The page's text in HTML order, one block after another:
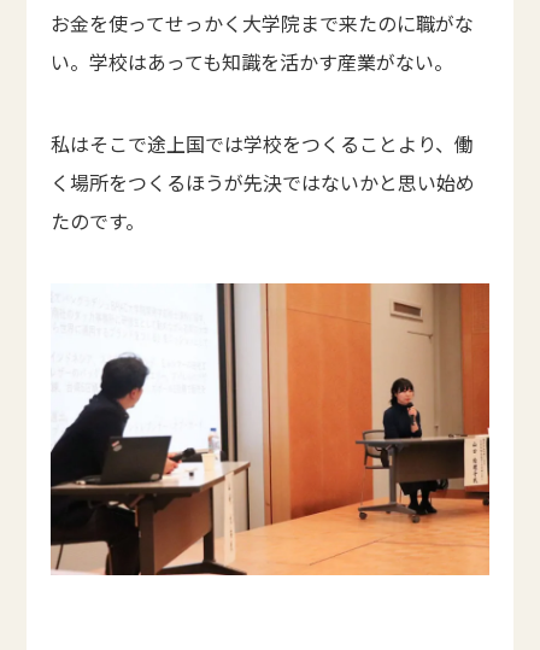
お金を使ってせっかく大学院まで来たのに職がな
い。学校はあっても知識を活かす産業がない。
私はそこで途上国では学校をつくることより、働
く場所をつくるほうが先決ではないかと思い始め
たのです。